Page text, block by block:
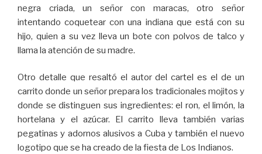
negra criada, un señor con maracas, otro señor
intentando coquetear con una indiana que está con su
hijo, quien a su vez lleva un bote con polvos de talco y
llama la atención de su madre.
Otro detalle que resaltó el autor del cartel es el de un
carrito donde un señor prepara los tradicionales mojitos y
donde se distinguen sus ingredientes: el ron, el limón, la
hortelana y el azúcar. El carrito lleva también varias
pegatinas y adornos alusivos a Cuba y también el nuevo
logotipo que se ha creado de la fiesta de Los Indianos.